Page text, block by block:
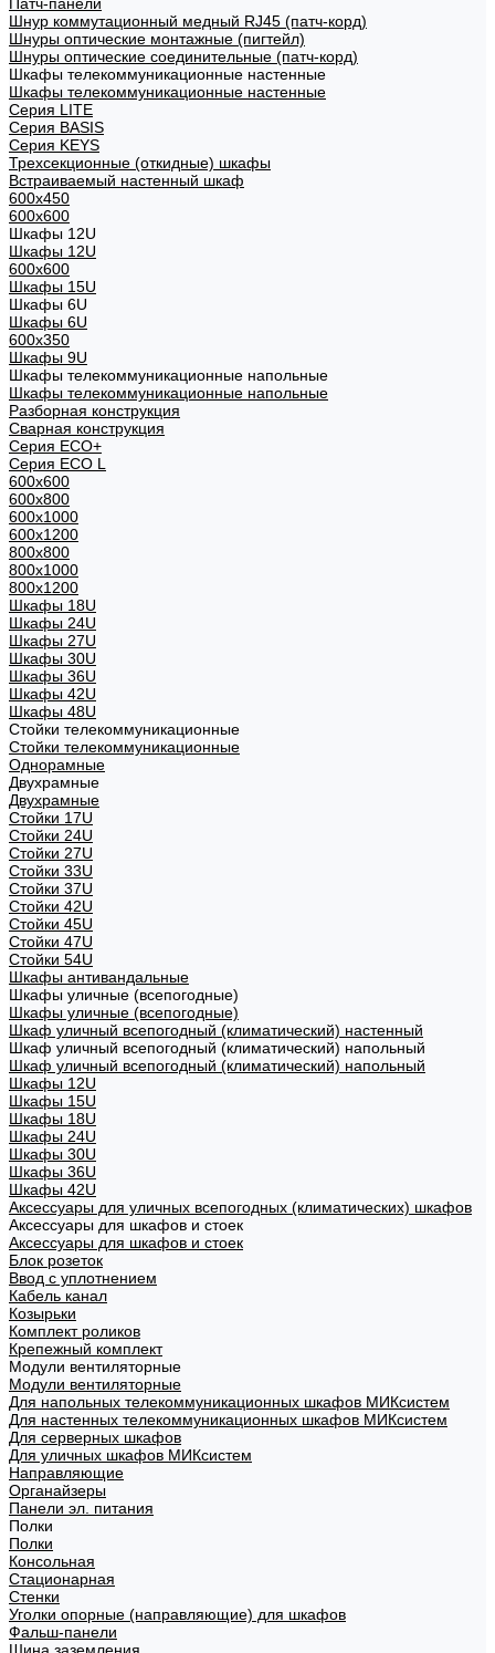
Шнур коммутационный медный RJ45 (патч-корд)
Шнуры оптические монтажные (пигтейл)
Шнуры оптические соединительные (патч-корд)
Шкафы телекоммуникационные настенные
Шкафы телекоммуникационные настенные
Cерия LITE
Cерия BASIS
Cерия KEYS
Трехсекционные (откидные) шкафы
Встраиваемый настенный шкаф
600x450
600x600
Шкафы 12U
Шкафы 12U
600x600
Шкафы 15U
Шкафы 6U
Шкафы 6U
600x350
Шкафы 9U
Шкафы телекоммуникационные напольные
Шкафы телекоммуникационные напольные
Разборная конструкция
Сварная конструкция
Серия ECO+
Серия ECO L
600x600
600x800
600х1000
600х1200
800x800
800х1000
800х1200
Шкафы 18U
Шкафы 24U
Шкафы 27U
Шкафы 30U
Шкафы 36U
Шкафы 42U
Шкафы 48U
Стойки телекоммуникационные
Стойки телекоммуникационные
Однорамные
Двухрамные
Двухрамные
Стойки 17U
Стойки 24U
Стойки 27U
Стойки 33U
Стойки 37U
Стойки 42U
Стойки 45U
Стойки 47U
Стойки 54U
Шкафы антивандальные
Шкафы уличные (всепогодные)
Шкафы уличные (всепогодные)
Шкаф уличный всепогодный (климатический) настенный
Шкаф уличный всепогодный (климатический) напольный
Шкаф уличный всепогодный (климатический) напольный
Шкафы 12U
Шкафы 15U
Шкафы 18U
Шкафы 24U
Шкафы 30U
Шкафы 36U
Шкафы 42U
Аксессуары для уличных всепогодных (климатических) шкафов
Аксессуары для шкафов и стоек
Аксессуары для шкафов и стоек
Блок розеток
Ввод с уплотнением
Кабель канал
Козырьки
Комплект роликов
Крепежный комплект
Модули вентиляторные
Модули вентиляторные
Для напольных телекоммуникационных шкафов МИКсистем
Для настенных телекоммуникационных шкафов МИКсистем
Для серверных шкафов
Для уличных шкафов МИКсистем
Направляющие
Органайзеры
Панели эл. питания
Полки
Полки
Консольная
Стационарная
Стенки
Уголки опорные (направляющие) для шкафов
Фальш-панели